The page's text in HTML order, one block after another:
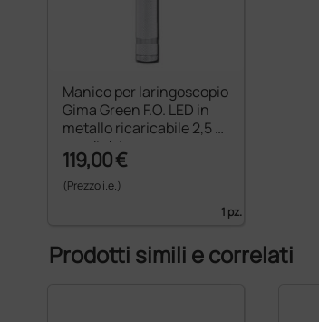
Manico per laringoscopio
Gima Green F.O. LED in
metallo ricaricabile 2,5 V
- pediatrico
119,00 €
(Prezzo i.e.)
1 pz.
Prodotti simili e correlati